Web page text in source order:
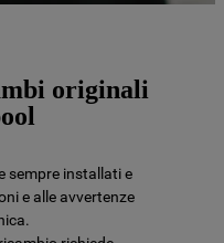
originali
sempre installati e
e alle avvertenze